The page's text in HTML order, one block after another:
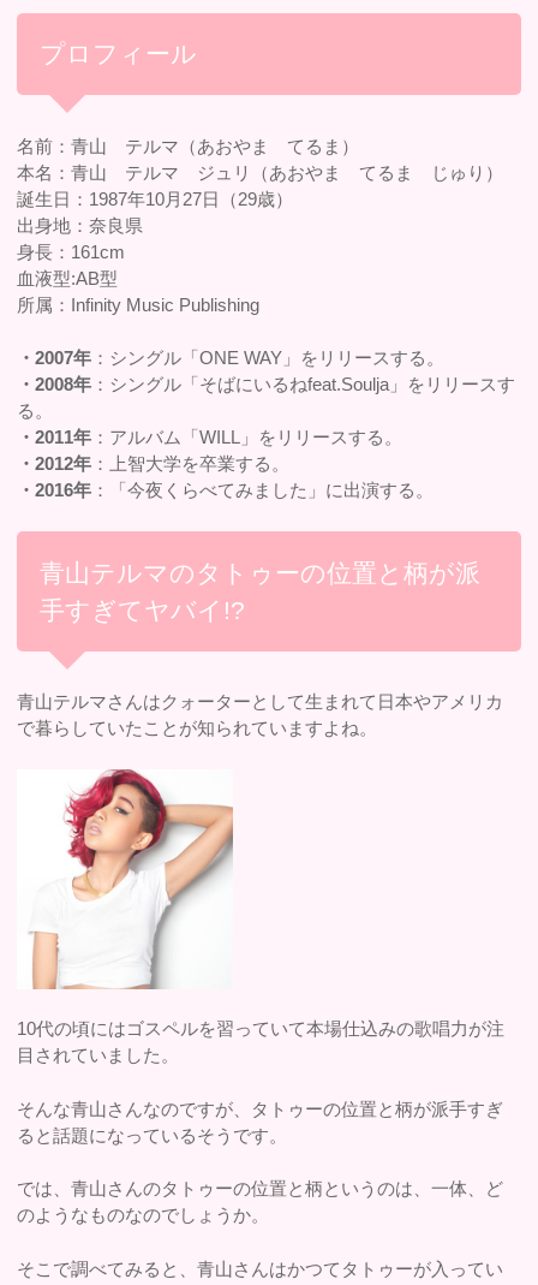
プロフィール
名前：青山 テルマ（あおやま てるま）
本名：青山 テルマ ジュリ（あおやま てるま じゅり）
誕生日：1987年10月27日（29歳）
出身地：奈良県
身長：161cm
血液型:AB型
所属：Infinity Music Publishing
・2007年 ：シングル「ONE WAY」をリリースする。
・2008年 ：シングル「そばにいるねfeat.Soulja」をリリースす
る。
・2011年 ：アルバム「WILL」をリリースする。
・2012年 ：上智大学を卒業する。
・2016年 ：「今夜くらべてみました」に出演する。
青山テルマのタトゥーの位置と柄が派
手すぎてヤバイ!?
青山テルマさんはクォーターとして生まれて日本やアメリカ
で暮らしていたことが知られていますよね。
10代の頃にはゴスペルを習っていて本場仕込みの歌唱力が注
目されていました。
そんな青山さんなのですが、タトゥーの位置と柄が派手すぎ
ると話題になっているそうです。
では、青山さんのタトゥーの位置と柄というのは、一体、ど
のようなものなのでしょうか。
そこで調べてみると、青山さんはかつてタトゥーが入ってい